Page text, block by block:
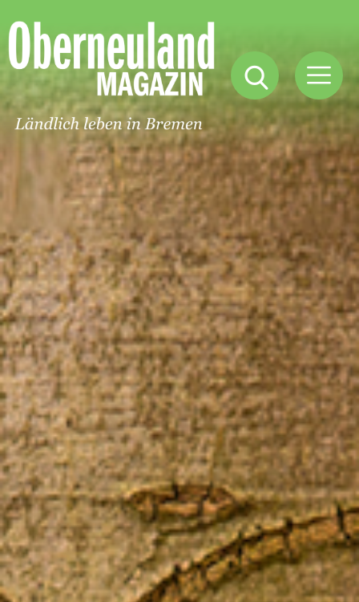
Oberneuland
Magazin